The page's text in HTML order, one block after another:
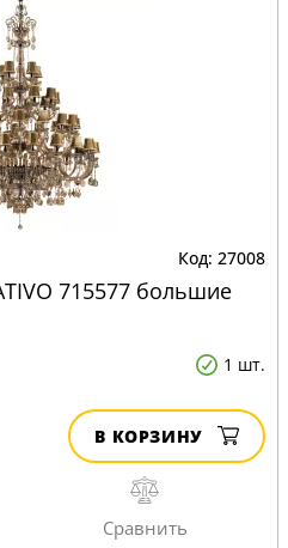
27008
715577 большие
1 шт.
В КОРЗИНУ